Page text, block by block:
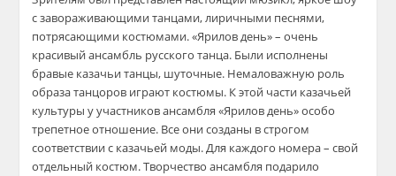
с завораживающими танцами, лиричными песнями,
потрясающими костюмами. «Ярилов день» – очень
красивый ансамбль русского танца. Были исполнены
бравые казачьи танцы, шуточные. Немаловажную роль
образа танцоров играют костюмы. К этой части казачьей
культуры у участников ансамбля «Ярилов день» особо
трепетное отношение. Все они созданы в строгом
соответствии с казачьей моды. Для каждого номера – свой
отдельный костюм. Творчество ансамбля подарило